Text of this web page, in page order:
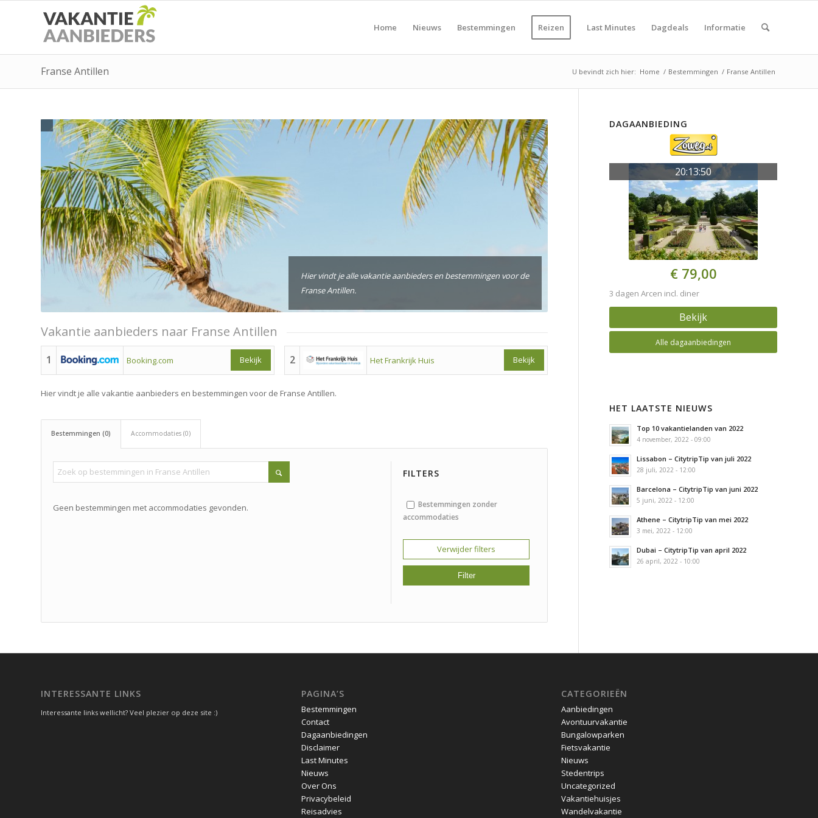
Home Nieuws Bestemmingen Reizen Last Minutes Dagdeals Informatie
Franse Antillen U bevindt zich hier: Home / Bestemmingen / Franse Antillen
Hier vindt je alle vakantie aanbieders en bestemmingen voor de
Franse Antillen.
Vakantie aanbieders naar Franse Antillen
1 Booking.com Bekijk 2 Het Frankrijk Huis Bekijk
Hier vindt je alle vakantie aanbieders en bestemmingen voor de Franse Antillen.
Bestemmingen (0) Accommodaties (0)
Geen bestemmingen met accommodaties gevonden.
FILTERS
Bestemmingen zonder
accommodaties
Verwijder filters
DAGAANBIEDING
20:13:50
€ 79,00
3 dagen Arcen incl. diner
Bekijk
Alle dagaanbiedingen
HET LAATSTE NIEUWS
Top 10 vakantielanden van 2022
4 november, 2022 - 09:00
Lissabon – CitytripTip van juli 2022
28 juli, 2022 - 12:00
Barcelona – CitytripTip van juni 2022
5 juni, 2022 - 12:00
Athene – CitytripTip van mei 2022
3 mei, 2022 - 12:00
Dubai – CitytripTip van april 2022
26 april, 2022 - 10:00
INTERESSANTE LINKS
Interessante links wellicht? Veel plezier op deze site :)
PAGINA’S
Bestemmingen
Contact
Dagaanbiedingen
Disclaimer
Last Minutes
Nieuws
Over Ons
Privacybeleid
Reisadvies
CATEGORIEËN
Aanbiedingen
Avontuurvakantie
Bungalowparken
Fietsvakantie
Nieuws
Stedentrips
Uncategorized
Vakantiehuisjes
Wandelvakantie